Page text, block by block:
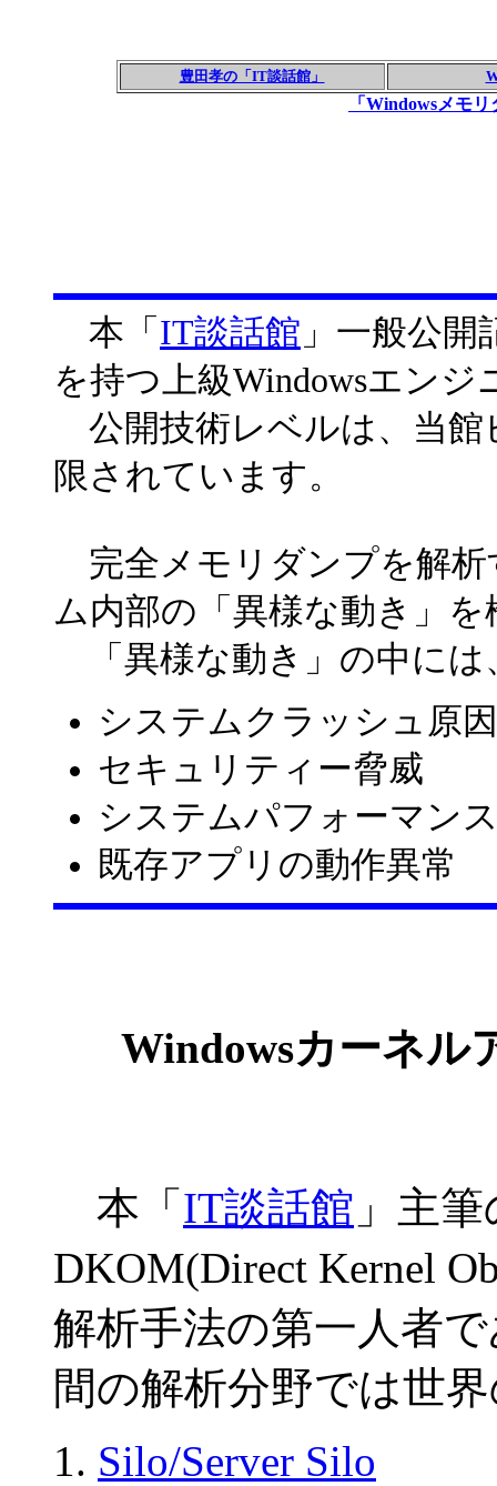
「Windowsメモ
豊田孝の「IT談話館」
本「 IT談話館 」一般公
を持つ上級Windowsエン
公開技術レベルは、当館
限されています。
完全メモリダンプを解析
ム内部の「異様な動き」
「異様な動き」の中には
システムクラッシュ原因
セキュリティー脅威
システムパフォーマン
既存アプリの動作異常
Windowsカーネル
本「 IT談話館 」主
DKOM(Direct Kernel
解析手法の第一人者
間の解析分野では世
Silo/Server Silo